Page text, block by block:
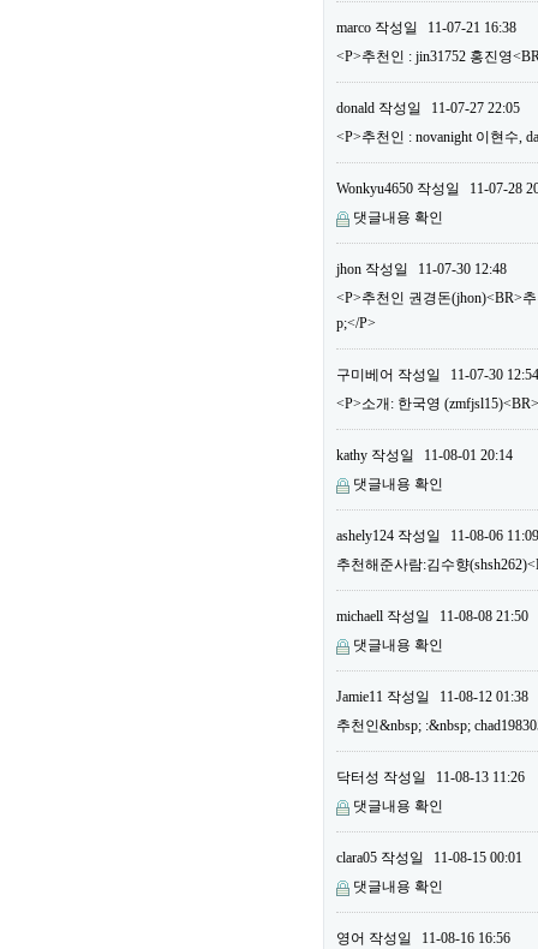
marco 작성일
11-07-21 16:38
<P>추천인 : jin31752 홍진영
donald 작성일
11-07-27 22:05
<P>추천인 : novanight 이현수,
Wonkyu4650 작성일
11-07-28
댓글내용 확인
jhon 작성일
11-07-30 12:48
<P>추천인 권경돈(jhon)<BR>
p;</P>
구미베어 작성일
11-07-30 12:54
<P>소개: 한국영
kathy 작성일
11-08-01 20:14
댓글내용 확인
ashely124 작성일
11-08-06 11:09
추천해준사람:김수향
michaell 작성일
11-08-08 21:50
댓글내용 확인
Jamie11 작성일
11-08-12 01:38
추천인&nbsp; :&nbsp;
닥터성 작성일
11-08-13 11:26
댓글내용 확인
clara05 작성일
11-08-15 00:01
댓글내용 확인
영어 작성일 11-08-16 16:56